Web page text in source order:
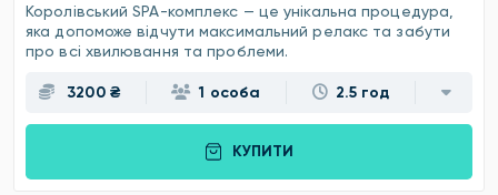
Королівський SPA-комплекс — це унікальна процедура,
яка допоможе відчути максимальний релакс та забути
про всі хвилювання та проблеми.
3200 ₴ 1 особа 2.5 год
КУПИТИ